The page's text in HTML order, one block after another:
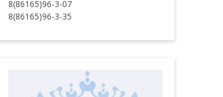
8(86165)96-3-07
8(86165)96-3-35